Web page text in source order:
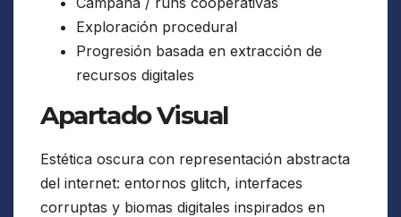
Exploración procedural
Progresión basada en extracción de
recursos digitales
Apartado Visual
Estética oscura con representación abstracta
del internet: entornos glitch, interfaces
corruptas y biomas digitales inspirados en